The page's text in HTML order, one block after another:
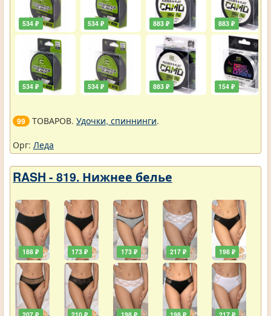
534 ₽
534 ₽
534 ₽
534 ₽
883 ₽
883 ₽
883 ₽
154 ₽
99 ТОВАРОВ. Удочки, спиннинги.
Орг: Леда
RASH - 819. Нижнее белье
188 ₽ 173 ₽ 173 ₽ 217 ₽ 198 ₽